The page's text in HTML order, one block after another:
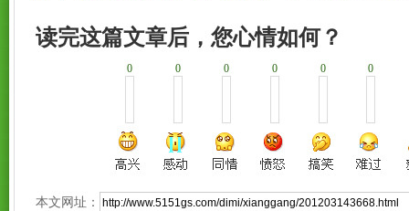
读完这篇文章后，您心情如何？
0 0 0 0 0 0
本文网址：